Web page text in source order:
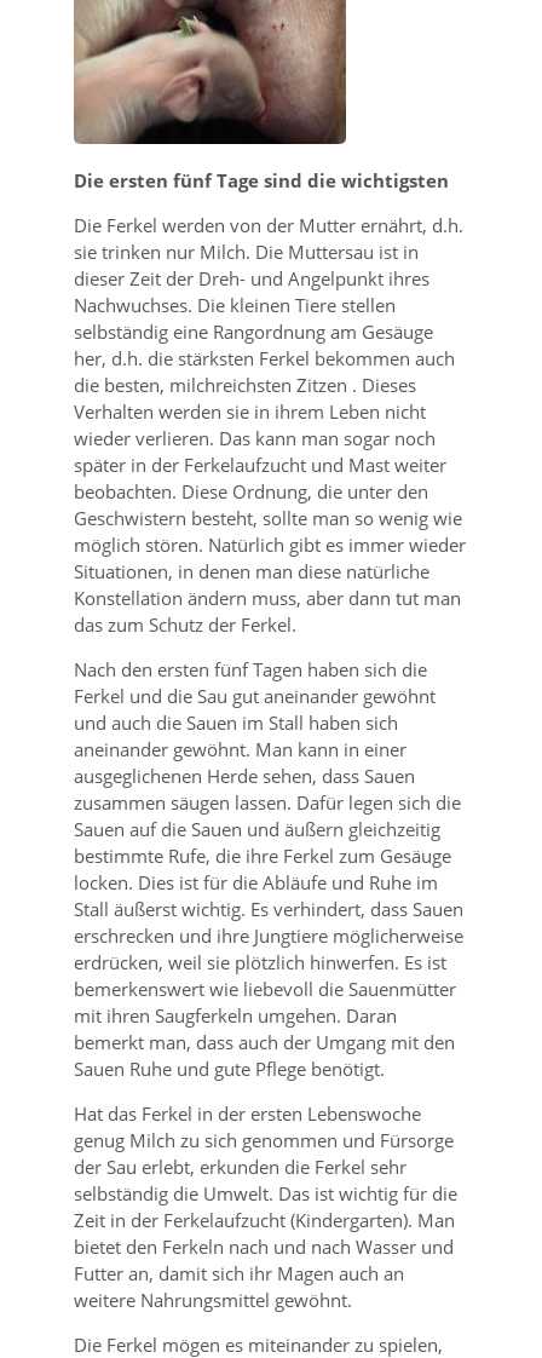
Die ersten fünf Tage sind die wichtigsten
Die Ferkel werden von der Mutter ernährt, d.h.
sie trinken nur Milch. Die Muttersau ist in
dieser Zeit der Dreh- und Angelpunkt ihres
Nachwuchses. Die kleinen Tiere stellen
selbständig eine Rangordnung am Gesäuge
her, d.h. die stärksten Ferkel bekommen auch
die besten, milchreichsten Zitzen . Dieses
Verhalten werden sie in ihrem Leben nicht
wieder verlieren. Das kann man sogar noch
später in der Ferkelaufzucht und Mast weiter
beobachten. Diese Ordnung, die unter den
Geschwistern besteht, sollte man so wenig wie
möglich stören. Natürlich gibt es immer wieder
Situationen, in denen man diese natürliche
Konstellation ändern muss, aber dann tut man
das zum Schutz der Ferkel.
Nach den ersten fünf Tagen haben sich die
Ferkel und die Sau gut aneinander gewöhnt
und auch die Sauen im Stall haben sich
aneinander gewöhnt. Man kann in einer
ausgeglichenen Herde sehen, dass Sauen
zusammen säugen lassen. Dafür legen sich die
Sauen auf die Sauen und äußern gleichzeitig
bestimmte Rufe, die ihre Ferkel zum Gesäuge
locken. Dies ist für die Abläufe und Ruhe im
Stall äußerst wichtig. Es verhindert, dass Sauen
erschrecken und ihre Jungtiere möglicherweise
erdrücken, weil sie plötzlich hinwerfen. Es ist
bemerkenswert wie liebevoll die Sauenmütter
mit ihren Saugferkeln umgehen. Daran
bemerkt man, dass auch der Umgang mit den
Sauen Ruhe und gute Pflege benötigt.
Hat das Ferkel in der ersten Lebenswoche
genug Milch zu sich genommen und Fürsorge
der Sau erlebt, erkunden die Ferkel sehr
selbständig die Umwelt. Das ist wichtig für die
Zeit in der Ferkelaufzucht (Kindergarten). Man
bietet den Ferkeln nach und nach Wasser und
Futter an, damit sich ihr Magen auch an
weitere Nahrungsmittel gewöhnt.
Die Ferkel mögen es miteinander zu spielen,